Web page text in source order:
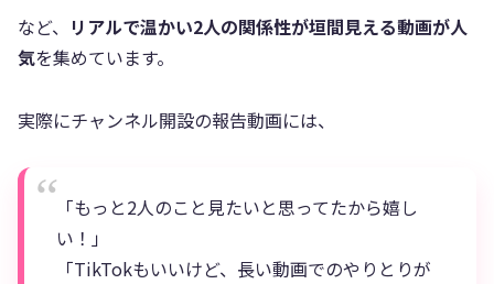
など、 リアルで温かい2人の関係性が垣間見える動画が人
気を集めています。
実際にチャンネル開設の報告動画には、
「もっと2人のこと見たいと思ってたから嬉し
い！」
「TikTokもいいけど、長い動画でのやりとりが